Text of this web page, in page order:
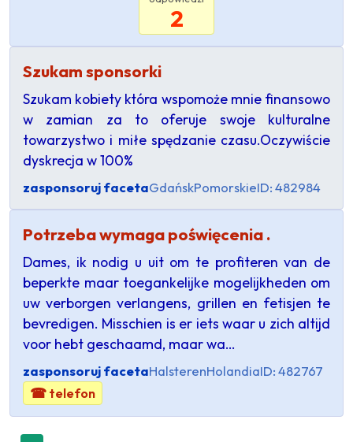
2
Szukam sponsorki
Szukam kobiety która wspomoże mnie finansowo
w zamian za to oferuje swoje kulturalne
towarzystwo i miłe spędzanie czasu.Oczywiście
dyskrecja w 100%
zasponsoruj facetaGdańskPomorskieID: 482984
Potrzeba wymaga poświęcenia .
Dames, ik nodig u uit om te profiteren van de
beperkte maar toegankelijke mogelijkheden om
uw verborgen verlangens, grillen en fetisjen te
bevredigen. Misschien is er iets waar u zich altijd
voor hebt geschaamd, maar wa…
zasponsoruj facetaHalsterenHolandiaID: 482767
☎ telefon